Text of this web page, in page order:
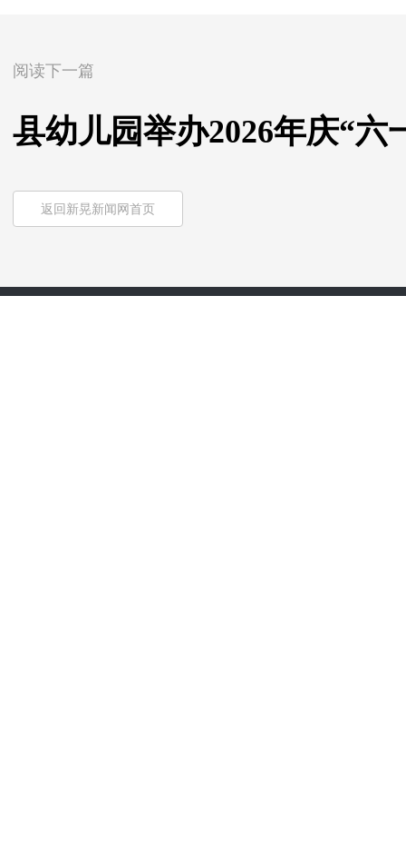
阅读下一篇
县幼儿园举办2026年庆“六
返回新晃新闻网首页